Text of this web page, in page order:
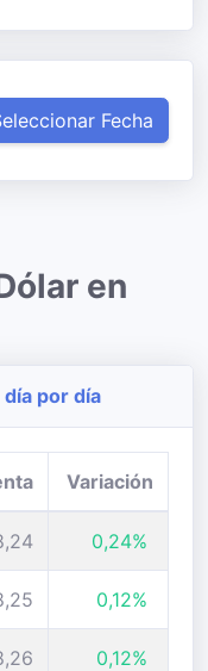
Fecha
en
por día
Variación
0,24%
0,12%
0,12%